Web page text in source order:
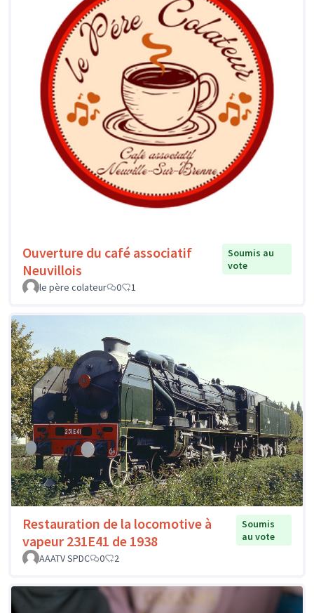
Ouverture du café associatif
Neuvillois
Soumis au
vote
le père colateur
0 1
Restauration de la locomotive à
vapeur 231E41 de 1938
Soumis
au vote
AAATV SPDC
0 2